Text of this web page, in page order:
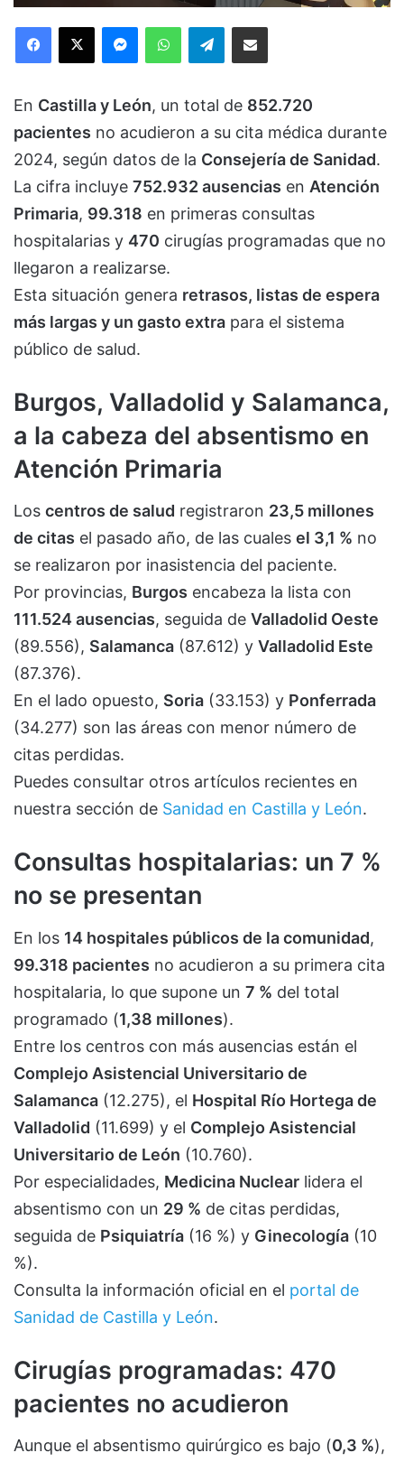
Facebook
X MessengerWhatsAppTelegramCompartir via Email
En Castilla y León, un total de 852.720
pacientes no acudieron a su cita médica durante
2024, según datos de la Consejería de Sanidad.
La cifra incluye 752.932 ausencias en Atención
Primaria, 99.318 en primeras consultas
hospitalarias y 470 cirugías programadas que no
llegaron a realizarse.
Esta situación genera retrasos, listas de espera
más largas y un gasto extra para el sistema
público de salud.
Burgos, Valladolid y Salamanca,
a la cabeza del absentismo en
Atención Primaria
Los centros de salud registraron 23,5 millones
de citas el pasado año, de las cuales el 3,1 % no
se realizaron por inasistencia del paciente.
Por provincias, Burgos encabeza la lista con
111.524 ausencias, seguida de Valladolid Oeste
(89.556), Salamanca (87.612) y Valladolid Este
(87.376).
En el lado opuesto, Soria (33.153) y Ponferrada
(34.277) son las áreas con menor número de
citas perdidas.
Puedes consultar otros artículos recientes en
nuestra sección de Sanidad en Castilla y León.
Consultas hospitalarias: un 7 %
no se presentan
En los 14 hospitales públicos de la comunidad,
99.318 pacientes no acudieron a su primera cita
hospitalaria, lo que supone un 7 % del total
programado (1,38 millones).
Entre los centros con más ausencias están el
Complejo Asistencial Universitario de
Salamanca (12.275), el Hospital Río Hortega de
Valladolid (11.699) y el Complejo Asistencial
Universitario de León (10.760).
Por especialidades, Medicina Nuclear lidera el
absentismo con un 29 % de citas perdidas,
seguida de Psiquiatría (16 %) y Ginecología (10
%).
Consulta la información oficial en el portal de
Sanidad de Castilla y León.
Cirugías programadas: 470
pacientes no acudieron
Aunque el absentismo quirúrgico es bajo (0,3 %),